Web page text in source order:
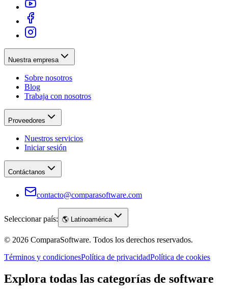
Nuestra empresa
Sobre nosotros
Blog
Trabaja con nosotros
Proveedores
Nuestros servicios
Iniciar sesión
Contáctanos
contacto@comparasoftware.com
Seleccionar país: 🌎 Latinoamérica
© 2026 ComparaSoftware. Todos los derechos reservados.
Términos y condicionesPolítica de privacidadPolítica de cookies
Explora todas las categorías de software